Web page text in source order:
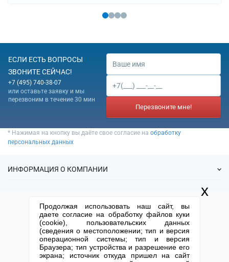
ЕСЛИ ЕСТЬ ВОПРОСЫ
ЗВОНИТЕ СЕЙЧАС!
+7 (495) 740-38-07
или оставьте заявку и мы
перезвоним в течение 30 мин
Перезвоните мне!
* Нажимая на кнопку вы даёте свое согласие на обработку
персональных данных
ИНФОРМАЦИЯ О КОМПАНИИ
Спецпредложения
Готовые фирмы
Продажа фирм
Регистрация
КОНТАКТНАЯ ИНФОРМАЦИЯ
+7 (495) 740-38-07
(По Москве)
mail@1-urist.ru
Спросить у юриста
Продолжая использовать наш сайт, вы
даете согласие на обработку файлов куки
(cookie), пользовательских данных
(сведения о местоположении; тип и версия
операционной системы; тип и версия
Браузера; тип устройства и разрешение его
экрана; источник откуда пришел на сайт
x